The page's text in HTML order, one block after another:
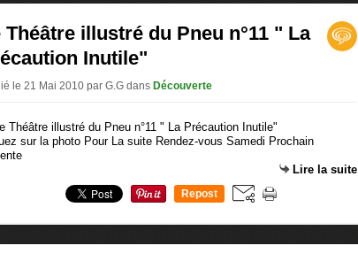
Théâtre illustré du Pneu n°11 " La
Inutile"
le 21 Mai 2010 par G.G dans Découverte
sur la photo Pour La suite Rendez-vous Samedi Prochain
Lire la suite
Repost